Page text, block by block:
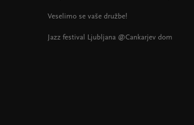
Veselimo se vaše družbe!
Jazz festival Ljubljana @Cankarjev dom